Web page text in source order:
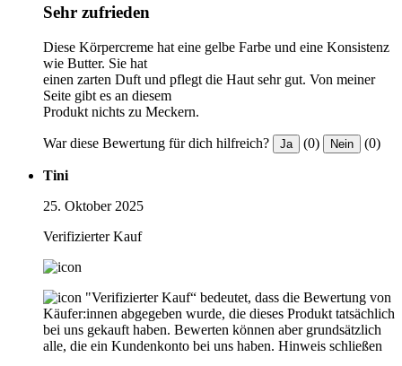
Sehr zufrieden
Diese Körpercreme hat eine gelbe Farbe und eine Konsistenz
wie Butter. Sie hat
einen zarten Duft und pflegt die Haut sehr gut. Von meiner
Seite gibt es an diesem
Produkt nichts zu Meckern.
War diese Bewertung für dich hilfreich? Ja (0) Nein (0)
Tini
25. Oktober 2025
Verifizierter Kauf
"Verifizierter Kauf“ bedeutet, dass die Bewertung von
Käufer:innen abgegeben wurde, die dieses Produkt tatsächlich
bei uns gekauft haben. Bewerten können aber grundsätzlich
alle, die ein Kundenkonto bei uns haben. Hinweis schließen